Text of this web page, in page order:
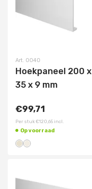
Art. 0040
Hoekpaneel 200 x
35 x 9 mm
€99,71
Per stuk€120,65 incl.
Op voorraad